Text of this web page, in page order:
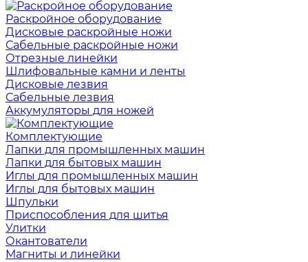
Раскройное оборудование
Дисковые раскройные ножи
Сабельные раскройные ножи
Отрезные линейки
Шлифовальные камни и ленты
Дисковые лезвия
Сабельные лезвия
Аккумуляторы для ножей
Комплектующие
Лапки для промышленных машин
Лапки для бытовых машин
Иглы для промышленных машин
Иглы для бытовых машин
Шпульки
Приспособления для шитья
Улитки
Окантователи
Магниты и линейки